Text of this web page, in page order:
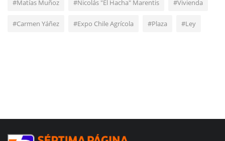
#Matías Muñoz #Nicolás "El Hacha" Marentis #Vivienda
#Carmen Yáñez #Expo Chile Agrícola #Plaza #Ley